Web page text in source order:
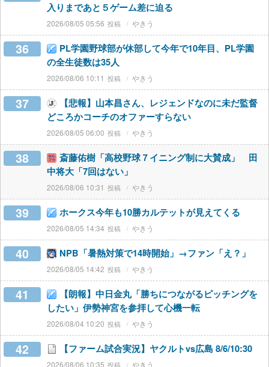
入りまであと５ゲーム差に迫る
2026/08/05 05:56 やきう
36
PL学園野球部が休部して今年で10年目、PL学園
の全生徒数は35人
2026/08/06 10:11 やきう
37
【悲報】山本昌さん、レジェンドなのに未だ監督
どころかコーチのオファーすらない
2026/08/05 06:00 やきう
38
斎藤佑樹「高校野球７イニング制に大賛成」 田
中将大「7回はない」
2026/08/06 10:31 やきう
39 ホークス今年も10勝カルテットが見えてくる
2026/08/05 14:34 やきう
40 NPB「暑熱対策で14時開始」→ファン「え？」
2026/08/05 14:42 やきう
41
【朗報】中日金丸「勝ちにつながるピッチングを
したい」伊勢神宮を参拝して心機一転
2026/08/04 10:20 やきう
42 【ファーム試合実況】ヤクルトvs広島 8/6/10:30
2026/08/06 10:35 やきう